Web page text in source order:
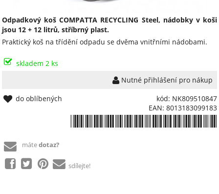
Odpadkový koš COMPATTA RECYCLING Steel, nádobky v koši
jsou 12 + 12 litrů, stříbrný plast.
Praktický koš na třídění odpadu se dvěma vnitřními nádobami.
skladem 2 ks
Nutné přihlášení pro nákup
kód: NK809510847
EAN: 8013183099183
do oblíbených
mátedotaz?
sdílejte!